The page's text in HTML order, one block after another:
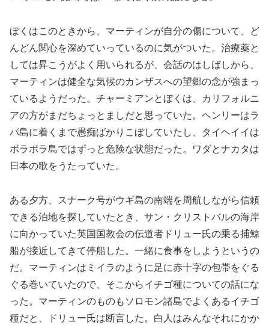
ぼくはこのときから、マーティンが自分の傷について、ど
んどん関心を深めていっているのに気がついた。治療薬と
しては昇こうがよく用いられるが、会話のはしばしから、
マーティンは健全な気候のカンザスへの望郷の念が強まっ
ているようだった。チャーミアンとぼくは、カリフォルニ
アの方がまだちょっとましだと思っていた。ヘンリーはラ
パ島に着くまで愚痴ばかりこぼしていたし、タイヘイイは
ボラボラ島ではずっと危険な状態だった。ワダとナカタは
日本の歌をうたっていた。
ある夕方、スナーク号がウギ島の南端を周航しながら信頼
できる泊地を探していたとき、サン・クリストバルの海岸
に向かっていた英国国教会の伝道者ドリュー氏の乗る捕鯨
船が接近してきて停船した。一緒に食事をしようというの
だ。マーティンはミイラのように足に赤十字の包帯をぐる
ぐる巻いていたので、そこからイチゴ種についての話にな
った。マーティンのものもソロモン諸島でよくあるイチゴ
種だと、ドリュー氏は断言した。白人はみんなそれにかか